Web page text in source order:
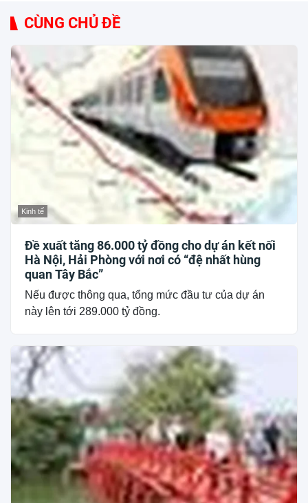
CÙNG CHỦ ĐỀ
Kinh tế
Đề xuất tăng 86.000 tỷ đồng cho dự án kết nối
Hà Nội, Hải Phòng với nơi có “đệ nhất hùng
quan Tây Bắc”
Nếu được thông qua, tổng mức đầu tư của dự án
này lên tới 289.000 tỷ đồng.